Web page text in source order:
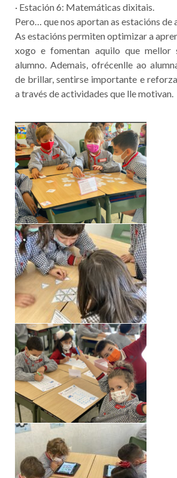
· Estación 6: Matemáticas dixitais.
Pero… que nos aportan as estacións de
As estacións permiten optimizar a
xogo e fomentan aquilo que mellor
alumno. Ademais, ofrécenlle ao
de brillar, sentirse importante e
a través de actividades que lle motivan.